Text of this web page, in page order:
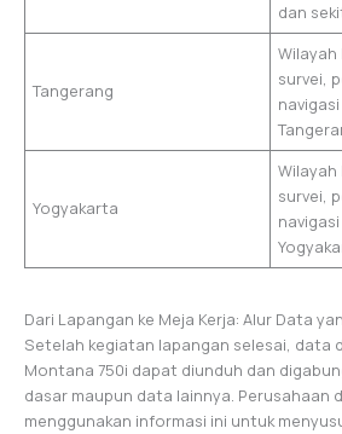
dan
Tangerang
survei,
Yogyakarta
survei,
Dari Lapangan ke Meja Kerja: Alur Data
Setelah kegiatan lapangan selesai, data
Montana 750i dapat diunduh dan
dasar maupun data lainnya. Perusahaan
menggunakan informasi ini untuk